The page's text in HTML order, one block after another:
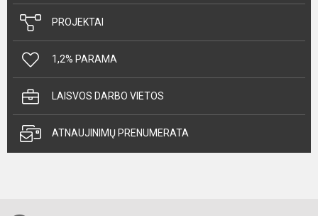
PROJEKTAI
1,2% PARAMA
LAISVOS DARBO VIETOS
ATNAUJINIMŲ PRENUMERATA